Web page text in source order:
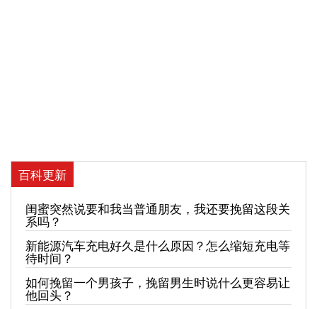
百科更新
闺蜜突然说要和我当普通朋友，我还要挽留这段关
系吗？
新能源汽车充电好久是什么原因？怎么缩短充电等
待时间？
如何挽留一个男孩子，挽留男生时说什么更容易让
他回头？